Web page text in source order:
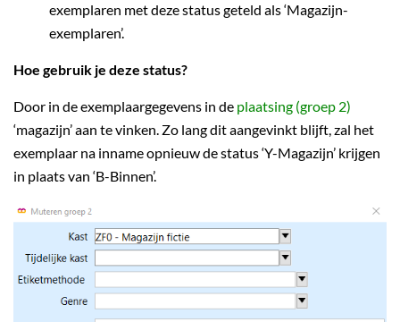
exemplaren met deze status geteld als ‘Magazijn-
exemplaren’.
Hoe gebruik je deze status?
Door in de exemplaargegevens in de plaatsing (groep 2)
‘magazijn’ aan te vinken. Zo lang dit aangevinkt blijft, zal het
exemplaar na inname opnieuw de status ‘Y-Magazijn’ krijgen
in plaats van ‘B-Binnen’.